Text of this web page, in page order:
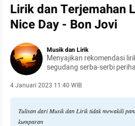
Lirik dan Terjemahan
Nice Day - Bon Jovi
Musik dan Lirik
Menyajikan rekomendasi
segudang serba-serbi
4 Januari 2023 11:40 WIB
Tulisan dari Musik dan Lirik tidak mewakili
kumparan